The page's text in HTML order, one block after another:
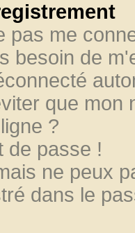
pas me
besoin de
que mon
?
de passe !
ne peux
dans le